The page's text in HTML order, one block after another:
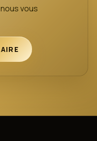
vous